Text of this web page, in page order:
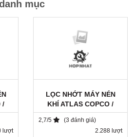
mục
/
lượt
LỌC NHỚT MÁY NÉN
KHÍ ATLAS COPCO /
1513033700 / SH 8113
2,7/5
(3 đánh giá)
2.288 lượt